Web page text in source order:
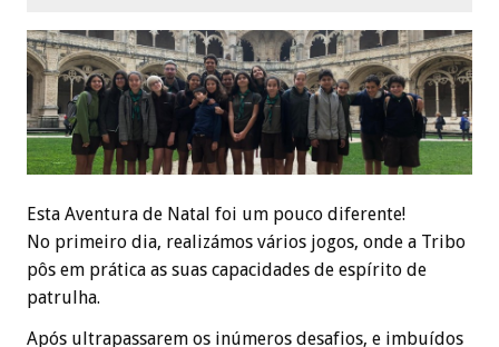
Esta Aventura de Natal foi um pouco diferente!
No primeiro dia, realizámos vários jogos, onde a Tribo
pôs em prática as suas capacidades de espírito de
patrulha.
Após ultrapassarem os inúmeros desafios, e imbuídos